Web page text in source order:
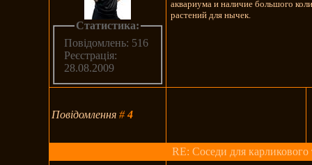
Статистика:
Повідомлень: 516
Реєстрація:
28.08.2009
аквариума и наличие большого
растений для нычек.
Повідомлення#4
RE: Соседи для карликового